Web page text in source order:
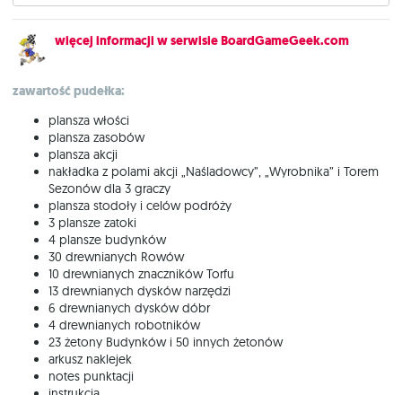
więcej informacji w serwisie BoardGameGeek.com
zawartość pudełka:
plansza włości
plansza zasobów
plansza akcji
nakładka z polami akcji „Naśladowcy”, „Wyrobnika” i Torem
Sezonów dla 3 graczy
plansza stodoły i celów podróży
3 plansze zatoki
4 plansze budynków
30 drewnianych Rowów
10 drewnianych znaczników Torfu
13 drewnianych dysków narzędzi
6 drewnianych dysków dóbr
4 drewnianych robotników
23 żetony Budynków i 50 innych żetonów
arkusz naklejek
notes punktacji